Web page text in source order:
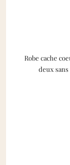
Robe cache
deux